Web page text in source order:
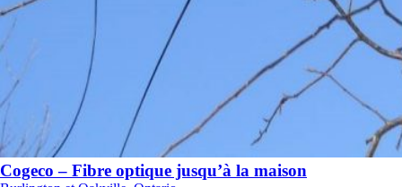
Cogeco – Fibre optique jusqu’à la maison